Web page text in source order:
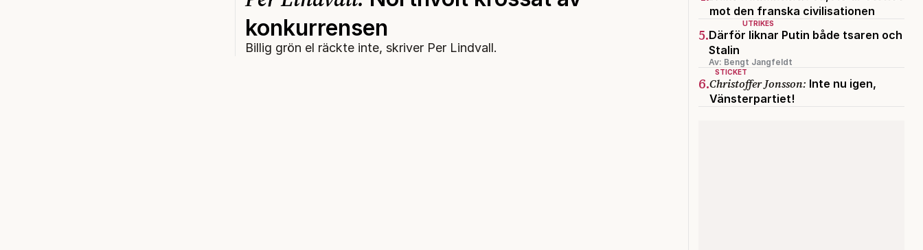
konkurrensen
Billig grön el räckte inte, skriver Per Lindvall.
mot den franska civilisationen
UTRIKES
5.Därför liknar Putin både tsaren och
Stalin
Av: Bengt Jangfeldt
STICKET
6.Christoffer Jonsson: Inte nu igen,
Vänsterpartiet!